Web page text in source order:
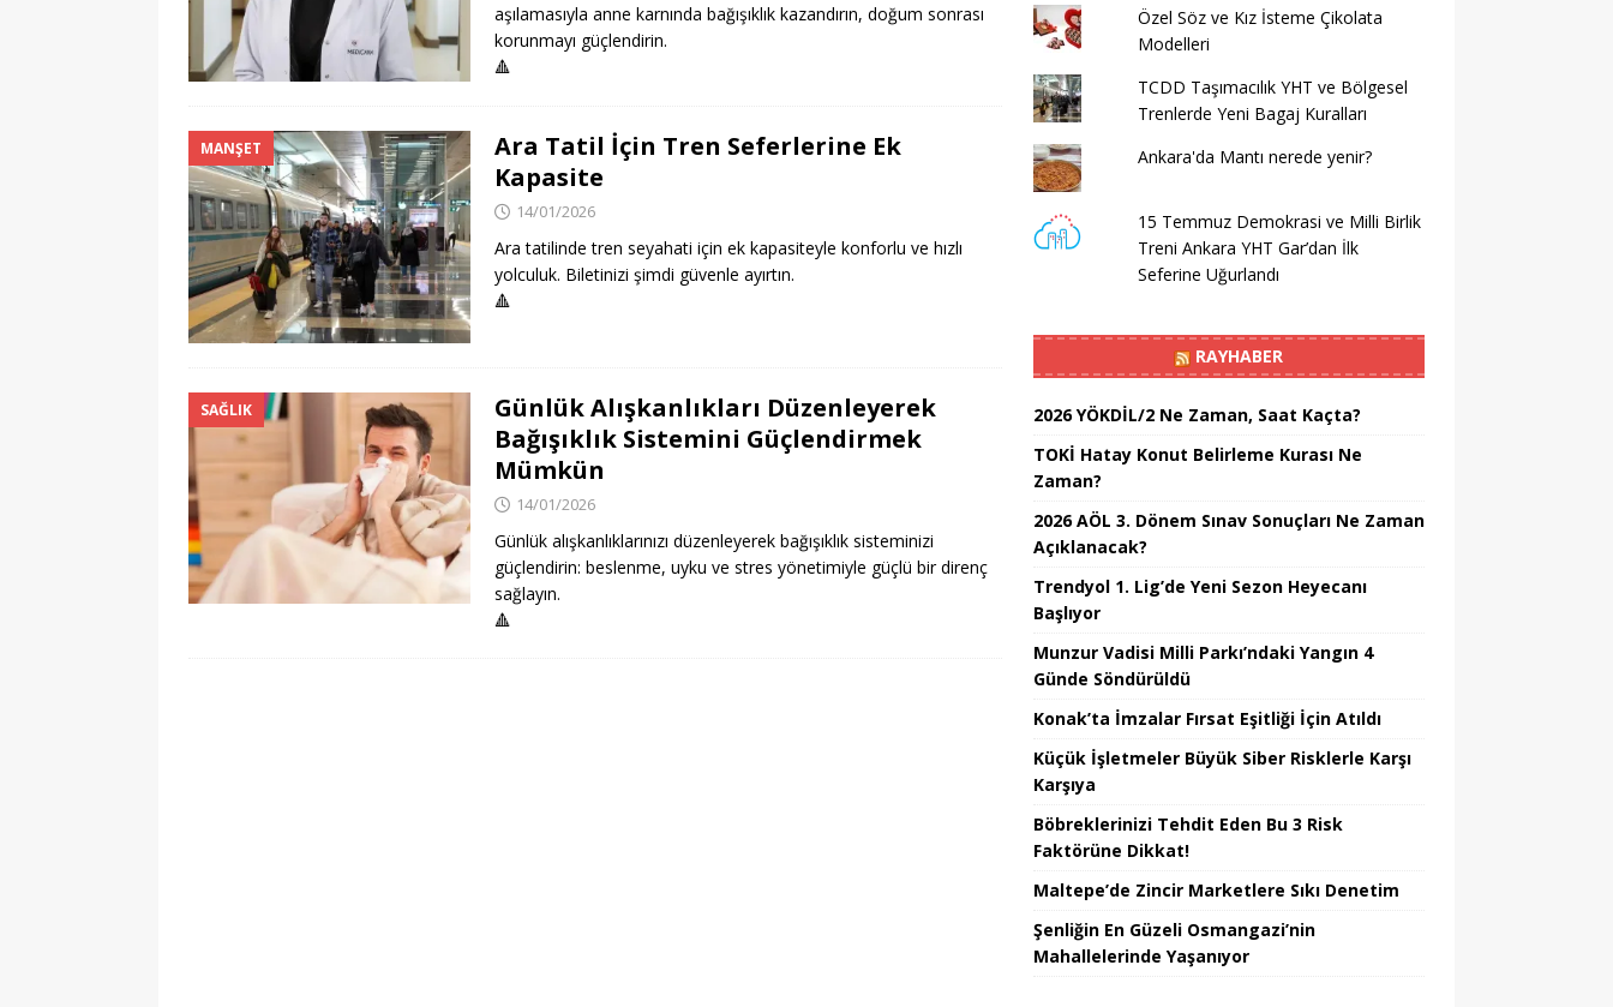
aşılamasıyla anne karnında bağışıklık kazandırın, doğum sonrası
korunmayı güçlendirin.
🔺
MANŞET
Ara Tatil İçin Tren Seferlerine Ek
Kapasite
14/01/2026
Ara tatilinde tren seyahati için ek kapasiteyle konforlu ve hızlı
yolculuk. Biletinizi şimdi güvenle ayırtın.
🔺
SAĞLIK
Günlük Alışkanlıkları Düzenleyerek
Bağışıklık Sistemini Güçlendirmek
Mümkün
14/01/2026
Günlük alışkanlıklarınızı düzenleyerek bağışıklık sisteminizi
güçlendirin: beslenme, uyku ve stres yönetimiyle güçlü bir direnç
sağlayın.
🔺
Özel Söz ve Kız İsteme Çikolata
Modelleri
TCDD Taşımacılık YHT ve Bölgesel
Trenlerde Yeni Bagaj Kuralları
Ankara'da Mantı nerede yenir?
15 Temmuz Demokrasi ve Milli Birlik
Treni Ankara YHT Gar’dan İlk
Seferine Uğurlandı
RAYHABER
2026 YÖKDİL/2 Ne Zaman, Saat Kaçta?
TOKİ Hatay Konut Belirleme Kurası Ne
Zaman?
2026 AÖL 3. Dönem Sınav Sonuçları Ne Zaman
Açıklanacak?
Trendyol 1. Lig’de Yeni Sezon Heyecanı
Başlıyor
Munzur Vadisi Milli Parkı’ndaki Yangın 4
Günde Söndürüldü
Konak’ta İmzalar Fırsat Eşitliği İçin Atıldı
Küçük İşletmeler Büyük Siber Risklerle Karşı
Karşıya
Böbreklerinizi Tehdit Eden Bu 3 Risk
Faktörüne Dikkat!
Maltepe’de Zincir Marketlere Sıkı Denetim
Şenliğin En Güzeli Osmangazi’nin
Mahallelerinde Yaşanıyor